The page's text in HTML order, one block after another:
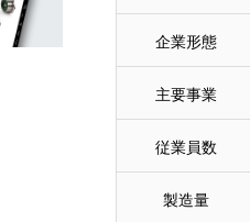
企業形態
主要事業
従業員数
製造量